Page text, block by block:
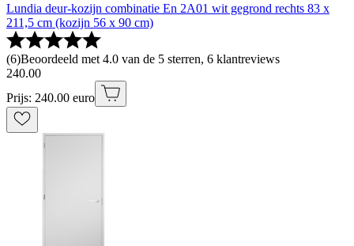
Lundia deur-kozijn combinatie En 2A01 wit gegrond rechts 83 x
211,5 cm (kozijn 56 x 90 cm)
(6)Beoordeeld met 4.0 van de 5 sterren, 6 klantreviews
240.00
Prijs: 240.00 euro